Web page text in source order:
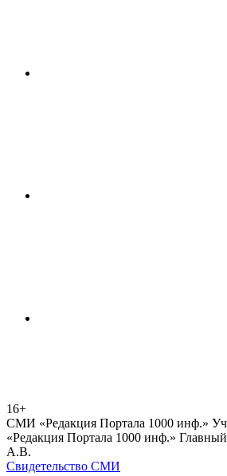
16+
СМИ «Редакция Портала 1000 инф.»
«Редакция Портала 1000 инф.»
А.В.
Свидетельство СМИ